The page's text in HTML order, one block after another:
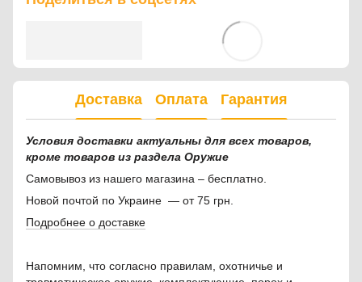
Доставка Оплата Гарантия
Условия доставки актуальны для всех товаров,
кроме товаров из раздела Оружие
Самовывоз из нашего магазина – бесплатно.
Новой почтой по Украине — от 75 грн.
Подробнее о доставке
Напомним, что согласно правилам, охотничье и